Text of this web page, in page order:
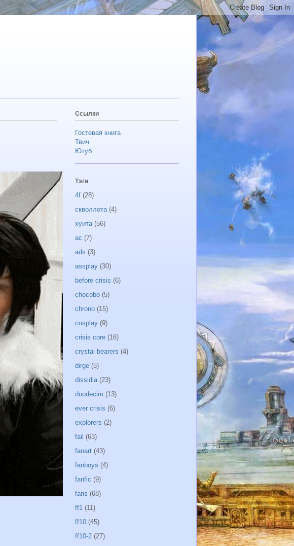
Ссылки
Гостевая книга
Твич
Ютуб
Тэги
4f (28)
скволлота (4)
хуита (56)
ac (7)
ads (3)
assplay (30)
before crisis (6)
chocobo (5)
chrono (15)
cosplay (9)
crisis core (16)
crystal bearers (4)
dirge (5)
dissidia (23)
duodecim (13)
ever crisis (6)
explorers (2)
fail (63)
fanart (43)
fanboys (4)
fanfic (9)
fans (68)
ff1 (11)
ff10 (45)
ff10-2 (27)